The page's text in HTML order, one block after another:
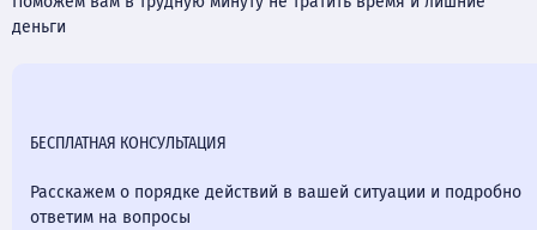
деньги
БЕСПЛАТНАЯ КОНСУЛЬТАЦИЯ
Расскажем о порядке действий в вашей ситуации и подробно
ответим на вопросы